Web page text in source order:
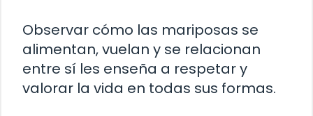
Observar cómo las mariposas se
alimentan, vuelan y se relacionan
entre sí les enseña a respetar y
valorar la vida en todas sus formas.